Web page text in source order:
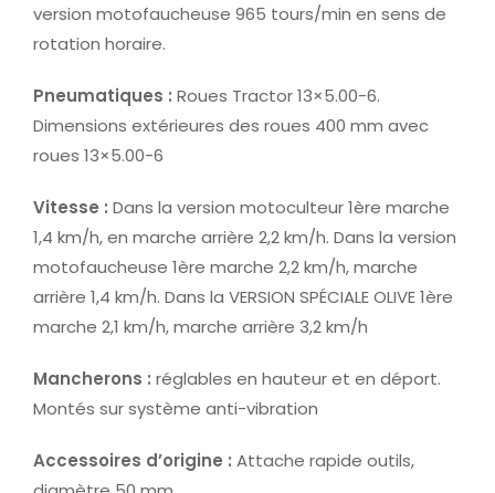
version motofaucheuse 965 tours/min en sens de
rotation horaire.
Pneumatiques : Roues Tractor 13×5.00-6.
Dimensions extérieures des roues 400 mm avec
roues 13×5.00-6
Vitesse : Dans la version motoculteur 1ère marche
1,4 km/h, en marche arrière 2,2 km/h. Dans la version
motofaucheuse 1ère marche 2,2 km/h, marche
arrière 1,4 km/h. Dans la VERSION SPÉCIALE OLIVE 1ère
marche 2,1 km/h, marche arrière 3,2 km/h
Mancherons : réglables en hauteur et en déport.
Montés sur système anti-vibration
Accessoires d’origine : Attache rapide outils,